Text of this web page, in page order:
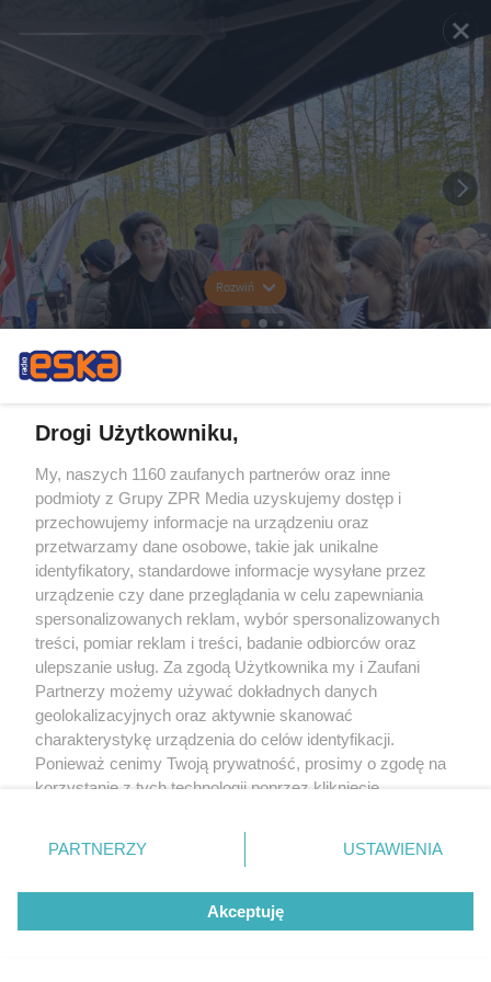
Rozwiń
Drogi Użytkowniku,
My, naszych 1160 zaufanych partnerów oraz inne
podmioty z Grupy ZPR Media uzyskujemy dostęp i
przechowujemy informacje na urządzeniu oraz
przetwarzamy dane osobowe, takie jak unikalne
identyfikatory, standardowe informacje wysyłane przez
urządzenie czy dane przeglądania w celu zapewniania
spersonalizowanych reklam, wybór spersonalizowanych
treści, pomiar reklam i treści, badanie odbiorców oraz
ulepszanie usług. Za zgodą Użytkownika my i Zaufani
Partnerzy możemy używać dokładnych danych
geolokalizacyjnych oraz aktywnie skanować
charakterystykę urządzenia do celów identyfikacji.
Ponieważ cenimy Twoją prywatność, prosimy o zgodę na
korzystanie z tych technologii poprzez kliknięcie
zmienić/wycofać klikając przycisk ustawień prywatności
znajdujący się w lewym dolnym rogu strony
rodzaje przetwarzania danych nie wymagają zgody
użytkownika, ale masz prawo sprzeciwić się takiemu
przetwarzaniu. Preferencje będą miały zastosowanie tylko
PARTNERZY USTAWIENIA
Akceptuję